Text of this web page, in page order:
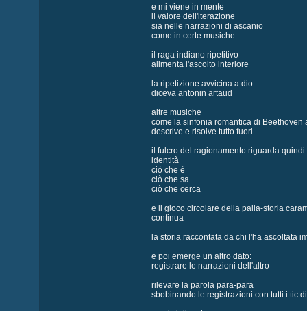
e mi viene in mente
il valore dell'iterazione
sia nelle narrazioni di ascanio
come in certe musiche
il raga indiano ripetitivo
alimenta l'ascolto interiore
la ripetizione avvicina a dio
diceva antonin artaud
altre musiche
come la sinfonia romantica di Beethoven
descrive e risolve tutto fuori
il fulcro del ragionamento riguarda
identità
ciò che è
ciò che sa
ciò che cerca
e il gioco circolare della palla-storia
continua
la storia raccontata da chi l'ha ascoltata
e poi emerge un altro dato:
registrare le narrazioni dell'altro
rilevare la parola para-para
sbobinando le registrazioni con tutti i tic